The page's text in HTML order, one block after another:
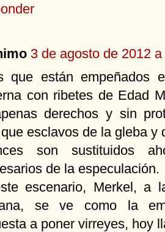
3 de agosto de 2012
que están empeñados
con ribetes de Edad
derechos y sin
esclavos de la gleba y
son sustituidos
de la especulación.
escenario, Merkel, a
se ve como la
a poner virreyes, hoy